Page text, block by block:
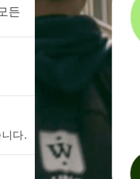
든
다.